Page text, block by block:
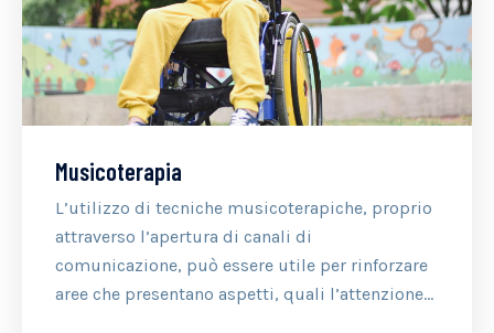
Musicoterapia
L’utilizzo di tecniche musicoterapiche, proprio
attraverso l’apertura di canali di
comunicazione, può essere utile per rinforzare
aree che presentano aspetti, quali l’attenzione...